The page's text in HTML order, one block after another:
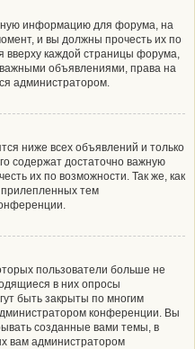
информацию для форума, на
и вы должны прочесть их по
вверху каждой страницы форума,
важными объявлениями, права на
администратором.
ниже всех объявлений и только
содержат достаточно важную
их по возможности. Так же, как
тем
пользователи больше не
в них опросы
быть закрыты по многим
конференции. Вы
созданные вами темы, в
вам администратором